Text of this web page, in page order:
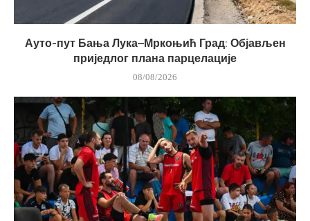
Ауто-пут Бања Лука–Мркоњић Град: Објављен
приједлог плана парцелације
08/08/2026